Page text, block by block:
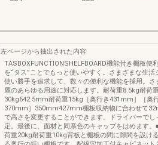
左ページから抽出された内容
TASBOXFUNCTIONSHELFBOARD機能付き棚板便
を“タス”ことでもっと使いやすく。さまざまな生活
使い勝手を追求して、数々の便利な機能を採用。さ
屋のあらゆる用途に対応します。耐荷重8.5kg耐荷
30kg642.5mm耐荷重15kg［奥行き431mm］［奥
370mm］350mm427mm棚板収納物に合わせて
で高さを変更することができます。ドライバーでし
定。最後に、面材と同系色のキャップをはめます
荷重20kg耐荷重10kg背板と棚板の間に隙間を設け